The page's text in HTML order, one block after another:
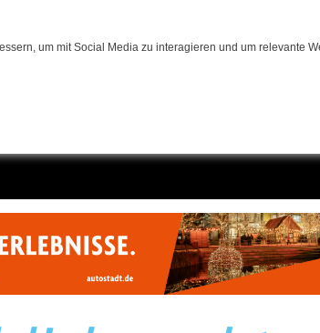
um mit Social Media zu interagieren und um relevante